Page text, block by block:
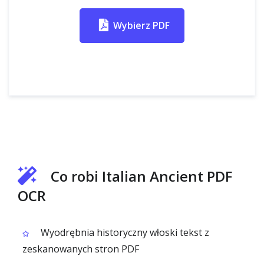
Wybierz PDF
Co robi Italian Ancient PDF
OCR
Wyodrębnia historyczny włoski tekst z
zeskanowanych stron PDF